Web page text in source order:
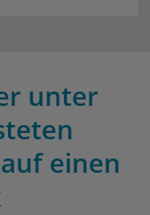
unter
einen